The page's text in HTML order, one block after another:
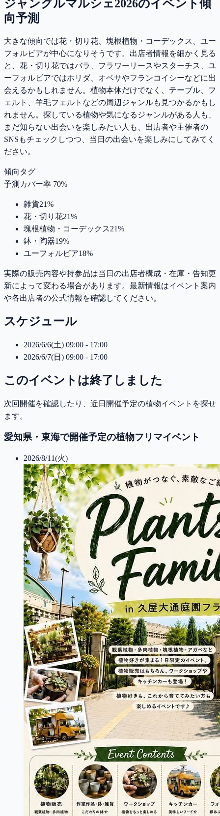
ジャングルマルシェ2026のイベント傾
向予測
大きな傾向では花・切り花、塊根植物・コーデックス、ユー
フォルビアが中心になりそうです。出店者情報を細かく見る
と、花・切り花ではバラ、フラワーリースやスターチス、ユ
ーフォルビアではホリダ、オベサやフランコイシーなどに出
会えるかもしれません。植物本体だけでなく、テーブル、フ
ェルト、羊毛フェルトなどの周辺ジャンルも見つかるかもし
れません。探している植物や気になるジャンルがある人も、
まだ知らない出会いを楽しみたい人も、出店者や主催者の
SNSもチェックしつつ、当日の出会いを楽しみにしてみてく
ださい。
傾向タグ
予測カバー率 70%
雑貨21%
花・切り花21%
塊根植物・コーデックス21%
鉢・陶器19%
ユーフォルビア18%
実際の販売内容や持参品は当日の出店者構成・在庫・告知更
新によって変わる場合があります。最新情報はイベント案内
や各出店者の公式情報を確認してください。
スケジュール
2026/6/6(土) 09:00 - 17:00
2026/6/7(日) 09:00 - 17:00
このイベントは終了しました
次回開催を確認したり、近日開催予定の植物イベントを探せ
ます。
愛知県・東海で開催予定の植物フリマイベント
2026/8/11(火)